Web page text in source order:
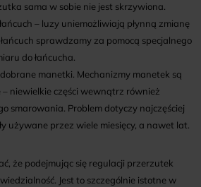
sama w sobie nie jest skrzywiona.
– luzy uniemożliwiają płynną zmianę
sprawdzamy za pomocą specjalnego
do łańcucha.
manetki. Mechanizmy manetek są
– niewielkie części wewnątrz również
smarowania. Problem dotyczy najczęściej
używane przez wiele miesięcy, a nawet lat.
że podejmując się regulacji przerzutek
Jest to szczególnie istotne w